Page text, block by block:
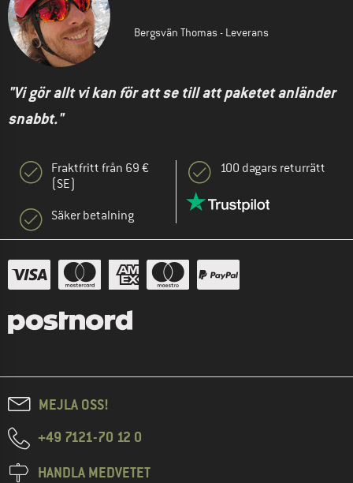
Bergsvän Thomas - Leverans
"Vi gör allt vi kan för att se till att paketet anländer
snabbt."
Fraktfritt från 69 €
(SE)
Säker betalning
100 dagars returrätt
MEJLA OSS!
+49 7121-70 12 0
HANDLA MEDVETET